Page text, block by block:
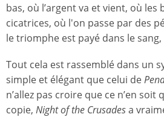
bas, où l’argent va et vient, où les
cicatrices, où l'on passe par des
le triomphe est payé dans le
Tout cela est rassemblé dans un
simple et élégant que celui de
n’allez pas croire que ce n’en soit
copie, Night of the Crusadesa